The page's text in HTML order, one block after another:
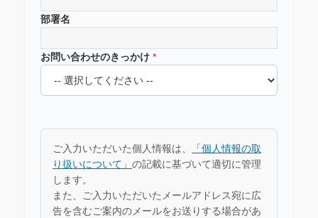
部署名
お問い合わせのきっかけ *
ご入力いただいた個人情報は、
「個人情報の取
り扱いについて」 の記載に基づいて適切に管理
します。
また、ご入力いただいたメールアドレス宛に広
告を含むご案内のメールをお送りする場合があ